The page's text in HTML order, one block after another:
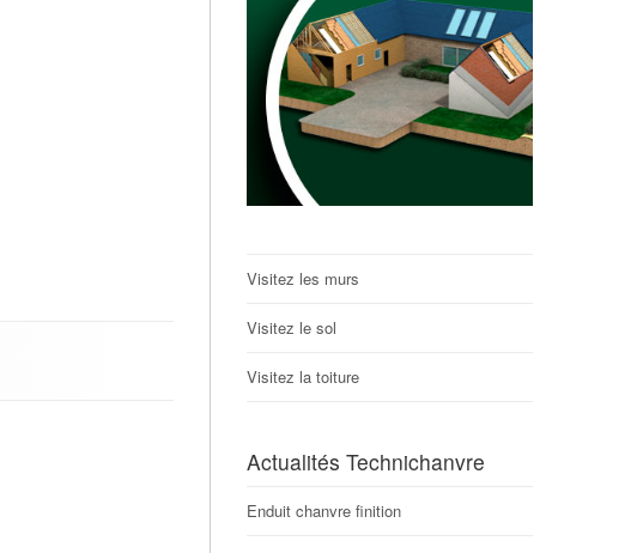
Visitez les murs
Visitez le sol
Visitez la toiture
Actualités Technichanvre
Enduit chanvre finition